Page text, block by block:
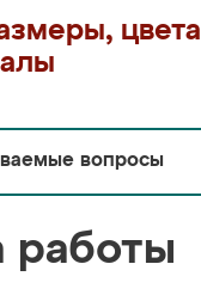
цвета
вопросы
работы